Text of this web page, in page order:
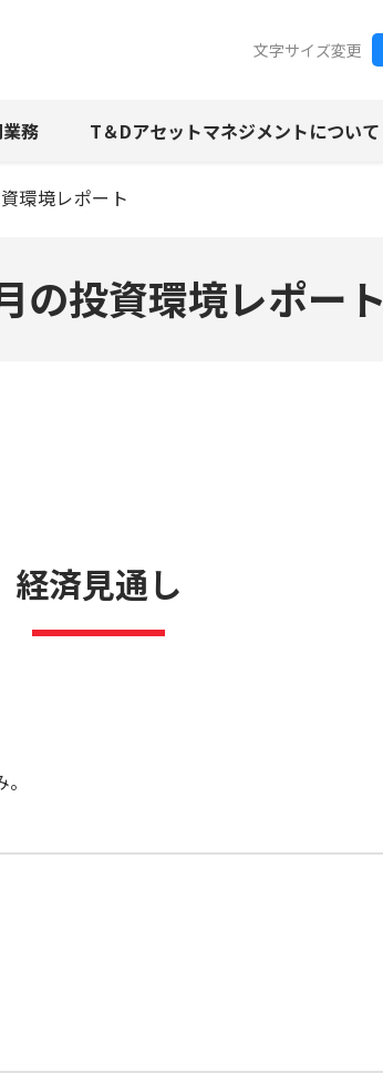
文字サイズ変更
業務 T＆Dアセットマネジメントについて
環境レポート
の投資環境レポート
経済見通し